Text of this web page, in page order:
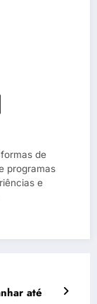
de
programas
e
até